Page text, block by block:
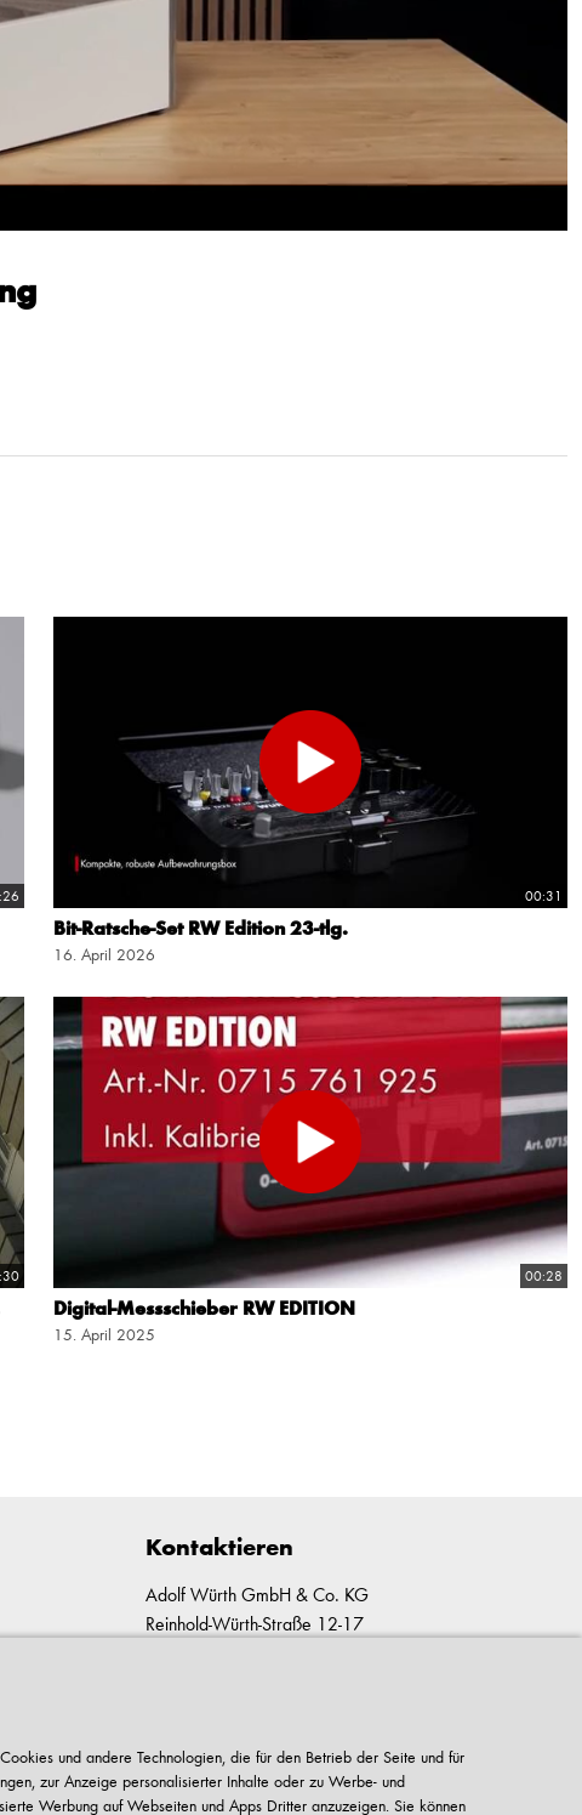
00:31
Bit-Ratsche-Set RW Edition 23-tlg.
16. April 2026
00:28
Digital-Messschieber RW EDITION
15. April 2025
Kontaktieren
Adolf Würth GmbH & Co. KG
Reinhold-Würth-Straße 12-17
+49 7940 15-2400
und andere Technologien, die für den Betrieb der Seite und für
zur Anzeige personalisierter Inhalte oder zu Werbe- und
Werbung auf Webseiten und Apps Dritter anzuzeigen. Sie können